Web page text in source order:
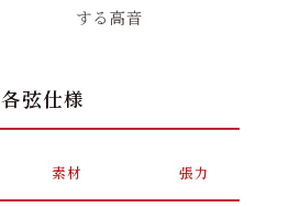
する高音
各弦仕様
素材 張力